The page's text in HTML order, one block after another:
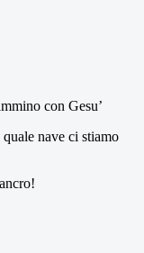
con Gesu’
nave ci stiamo